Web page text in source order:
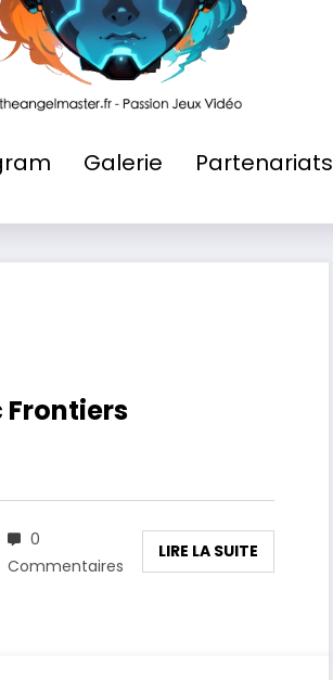
Galerie Partenariats
Frontiers
0
Commentaires
LIRE LA SUITE